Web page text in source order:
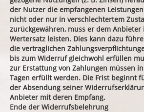
der Nutzer die empfangenen
nicht oder nur in verschlechtertem
zurückgewähren, muss er dem Anbieter
Wertersatz leisten. Dies kann dazu
die vertraglichen
bis zum Widerruf gleichwohl erfüllen
zur Erstattung von Zahlungen müssen
Tagen erfüllt werden. Die Frist beginnt
der Absendung seiner
Anbieter mit deren Empfang.
Ende der Widerrufsbelehrung